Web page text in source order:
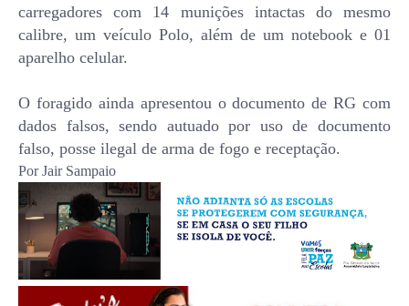
carregadores com 14 munições intactas do mesmo
calibre, um veículo Polo, além de um notebook e 01
aparelho celular.
O foragido ainda apresentou o documento de RG com
dados falsos, sendo autuado por uso de documento
falso, posse ilegal de arma de fogo e receptação.
Por Jair Sampaio